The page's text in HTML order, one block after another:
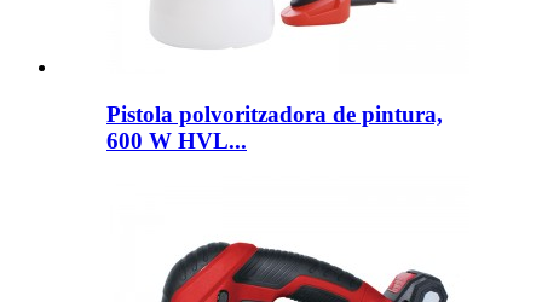
Pistola polvoritzadora de pintura,
600 W HVL...